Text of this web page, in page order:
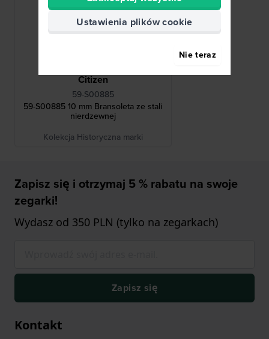
Citizen
59-S00885
59-S00885 10 mm Bransoleta ze stali
nierdzewnej
Kolekcja Historyczna marki
Zapisz się i otrzymaj 5 % rabatu na swoje
zegarki!
Wydasz od 350 PLN (tylko na zegarkach)
Zapisz się
Kontakt
Ustawienia plików cookie
Nie teraz